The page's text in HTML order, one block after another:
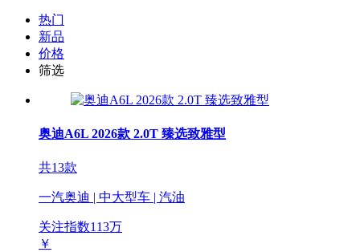
热门
新品
价格
筛选
奥迪A6L 2026款 2.0T 臻选致雅型
共13款
一汽奥迪 | 中大型车 | 汽油
关注指数113万
￥